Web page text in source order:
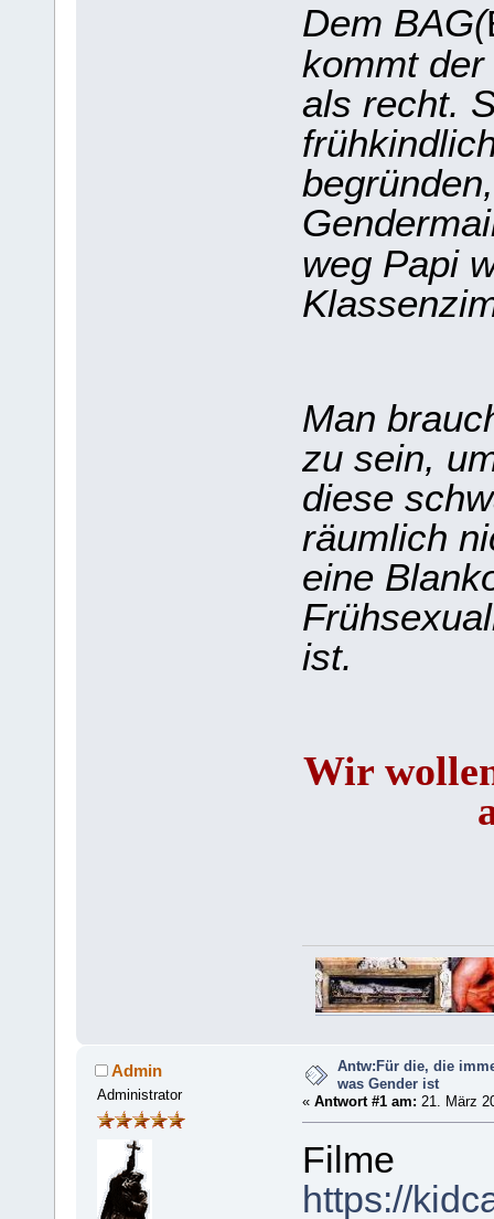
Dem BAG(
kommt
als recht.
weg Papi
Man
zu sein,
diese
räumlich
eine
ist.
Wir
Admin
Administrator
Antw:Für die, die
was Gender ist
« Antwort #1 am: 21. März
Filme
https://